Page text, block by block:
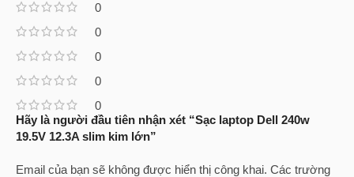
0
0
0
0
0
Hãy là người đầu tiên nhận xét “Sạc laptop Dell 240w
19.5V 12.3A slim kim lớn”
Email của bạn sẽ không được hiển thị công khai. Các trường